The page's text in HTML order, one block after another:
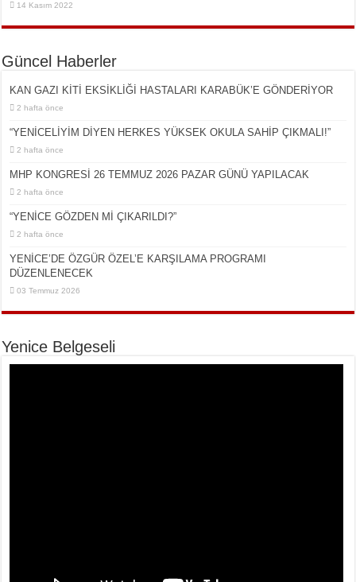
14 Kasım 2022
Güncel Haberler
KAN GAZI KİTİ EKSİKLİĞİ HASTALARI KARABÜK’E GÖNDERİYOR
2 hafta önce
“YENİCELİYİM DİYEN HERKES YÜKSEK OKULA SAHİP ÇIKMALI!”
2 hafta önce
MHP KONGRESİ 26 TEMMUZ 2026 PAZAR GÜNÜ YAPILACAK
2 hafta önce
“YENİCE GÖZDEN Mİ ÇIKARILDI?”
2 hafta önce
YENİCE’DE ÖZGÜR ÖZEL’E KARŞILAMA PROGRAMI
DÜZENLENECEK
03 Temmuz 2026
Yenice Belgeseli